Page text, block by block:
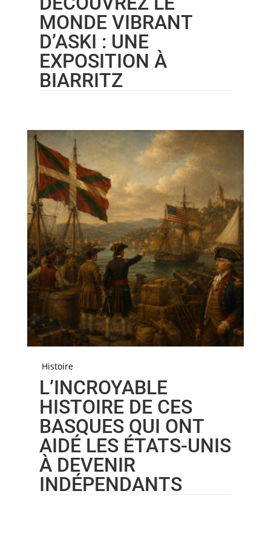
MONDE VIBRANT
D’ASKI : UNE
EXPOSITION À
BIARRITZ
Histoire
L’INCROYABLE
HISTOIRE DE CES
BASQUES QUI ONT
AIDÉ LES ÉTATS-UNIS
À DEVENIR
INDÉPENDANTS